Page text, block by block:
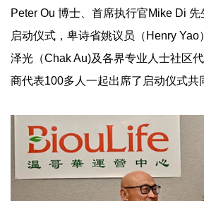
Peter Ou 博士、首席执行官Mike Di
启动仪式，卑诗省姚议员（Henry Yao
泽光（Chak Au)及各界专业人士社区
商代表100多人一起出席了启动仪式共